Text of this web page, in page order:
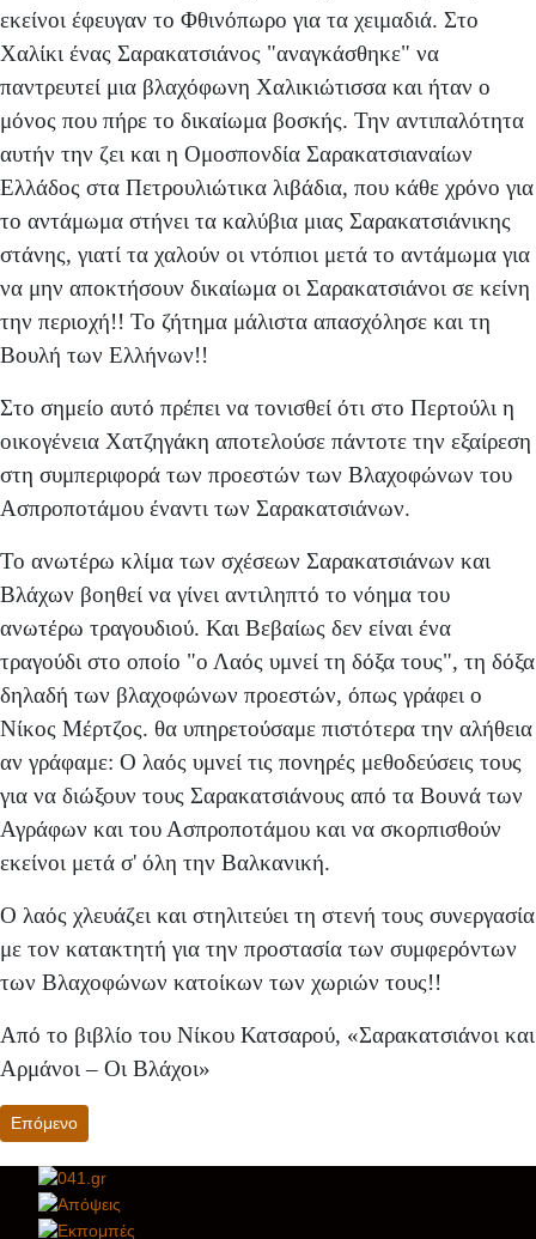
εκείνοι έφευγαν το Φθινόπωρο για τα χειμαδιά. Στο
Χαλίκι ένας Σαρακατσιάνος "αναγκάσθηκε" να
παντρευτεί μια βλαχόφωνη Χαλικιώτισσα και ήταν ο
μόνος που πήρε το δικαίωμα βοσκής. Την αντιπαλότητα
αυτήν την ζει και η Ομοσπονδία Σαρακατσιαναίων
Ελλάδος στα Πετρουλιώτικα λιβάδια, που κάθε χρόνο για
το αντάμωμα στήνει τα καλύβια μιας Σαρακατσιάνικης
στάνης, γιατί τα χαλούν οι ντόπιοι μετά το αντάμωμα για
να μην αποκτήσουν δικαίωμα οι Σαρακατσιάνοι σε κείνη
την περιοχή!! Το ζήτημα μάλιστα απασχόλησε και τη
Βουλή των Ελλήνων!!
Στο σημείο αυτό πρέπει να τονισθεί ότι στο Περτούλι η
οικογένεια Χατζηγάκη αποτελούσε πάντοτε την εξαίρεση
στη συμπεριφορά των προεστών των Βλαχοφώνων του
Ασπροποτάμου έναντι των Σαρακατσιάνων.
Το ανωτέρω κλίμα των σχέσεων Σαρακατσιάνων και
Βλάχων βοηθεί να γίνει αντιληπτό το νόημα του
ανωτέρω τραγουδιού. Και Βεβαίως δεν είναι ένα
τραγούδι στο οποίο "ο Λαός υμνεί τη δόξα τους", τη δόξα
δηλαδή των βλαχοφώνων προεστών, όπως γράφει ο
Νίκος Μέρτζος. θα υπηρετούσαμε πιστότερα την αλήθεια
αν γράφαμε: Ο λαός υμνεί τις πονηρές μεθοδεύσεις τους
για να διώξουν τους Σαρακατσιάνους από τα Βουνά των
Αγράφων και του Ασπροποτάμου και να σκορπισθούν
εκείνοι μετά σ' όλη την Βαλκανική.
Ο λαός χλευάζει και στηλιτεύει τη στενή τους συνεργασία
με τον κατακτητή για την προστασία των συμφερόντων
των Βλαχοφώνων κατοίκων των χωριών τους!!
Από το βιβλίο του Νίκου Κατσαρού, «Σαρακατσιάνοι και
Αρμάνοι – Οι Βλάχοι»
Επόμενο άρθρο: Σαρακατσιάνοι "Βλάχοι" και βλαχόφωνοι Βλάχοι
Επόμενο